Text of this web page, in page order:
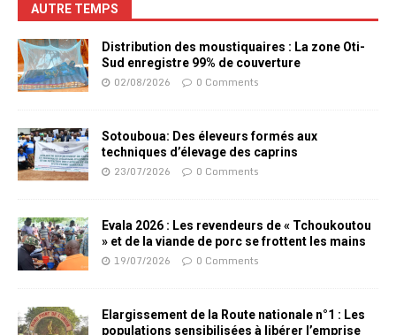
AUTRE TEMPS
Distribution des moustiquaires : La zone Oti-
Sud enregistre 99% de couverture
02/08/2026 0 Comments
Sotouboua: Des éleveurs formés aux
techniques d’élevage des caprins
23/07/2026 0 Comments
Evala 2026 : Les revendeurs de « Tchoukoutou
» et de la viande de porc se frottent les mains
19/07/2026 0 Comments
Elargissement de la Route nationale n°1 : Les
populations sensibilisées à libérer l’emprise